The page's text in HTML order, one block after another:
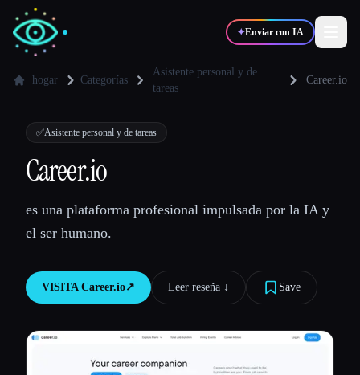
✦Enviar con IA
💻 Desarrolladores
🎓Estudiantes
hogar Categorías
Asistente personal y de
tareas
Career.io
✅Asistente personal y de tareas
Career.io
es una plataforma profesional impulsada por la IA y
el ser humano.
VISITA Career.io↗︎ Leer reseña ↓︎ Save